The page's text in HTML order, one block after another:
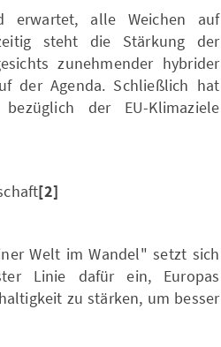
erwartet, alle Weichen auf
steht die Stärkung der
zunehmender hybrider
der Agenda. Schließlich hat
der EU-Klimaziele
[2]
Welt im Wandel" setzt sich
Linie dafür ein, Europas
zu stärken, um besser